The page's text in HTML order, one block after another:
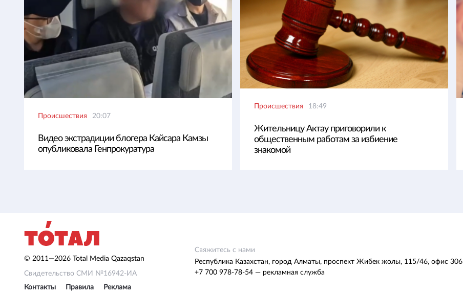
Происшествия 20:07
Видео экстрадиции блогера Кайсара Камзы
опубликовала Генпрокуратура
Происшествия 18:49
Жительницу Актау приговорили к
общественным работам за избиение
знакомой
© 2011—2026 Total Media Qazaqstan
Свидетельство СМИ №16942-ИА
Контакты
Правила Реклама
Свяжитесь с нами
Республика Казахстан, город Алматы, проспект Жибек жолы, 115/46, офис 306
+7 700 978-78-54 — рекламная служба